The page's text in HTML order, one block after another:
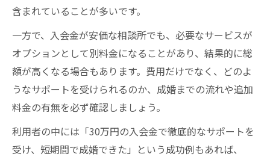
含まれていることが多いです。
一方で、入会金が安価な相談所でも、必要なサービスが
オプションとして別料金になることがあり、結果的に総
額が高くなる場合もあります。費用だけでなく、どのよ
うなサポートを受けられるのか、成婚までの流れや追加
料金の有無を必ず確認しましょう。
利用者の中には「30万円の入会金で徹底的なサポートを
受け、短期間で成婚できた」という成功例もあれば、